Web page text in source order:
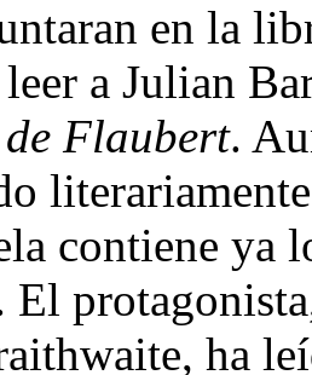
en la
a Julian
Flaubert.
contiene ya
El
ha